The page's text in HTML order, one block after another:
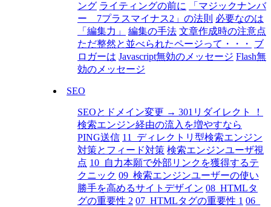
ング ライティングの前に
「マジックナンバ
ー 7プラスマイナス2」の法則 必要なのは
「編集力」
編集の手法 文章作成時の注意点
ただ整然と並べられたページって・・・
ブ
ロガーは Javascript無効のメッセージ Flash無
効のメッセージ
SEO
SEOとドメイン変更 → 301リダイレクト ！
検索エンジン経由の流入を増やすなら
PING送信 11_ディレクトリ型検索エンジン
対策とフィード対策 検索エンジンユーザ視
点 10_自力本願で外部リンクを獲得するテ
クニック 09_検索エンジンユーザーの使い
勝手を高めるサイトデザイン 08_HTMLタ
グの重要性 2 07_HTMLタグの重要性 1 06_